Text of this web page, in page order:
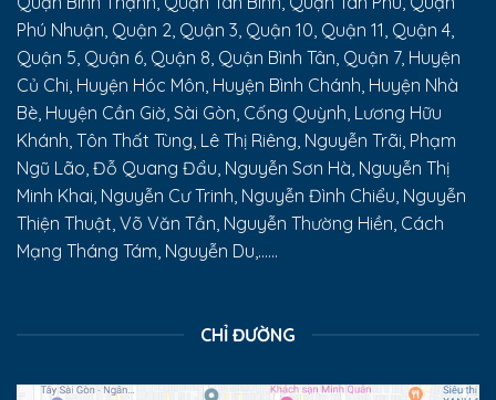
Phú Nhuận, Quận 2, Quận 3, Quận 10, Quận 11, Quận 4,
Quận 5, Quận 6, Quận 8, Quận Bình Tân, Quận 7, Huyện
Củ Chi, Huyện Hóc Môn, Huyện Bình Chánh, Huyện Nhà
Bè, Huyện Cần Giờ, Sài Gòn, Cống Quỳnh, Lương Hữu
Khánh, Tôn Thất Tùng, Lê Thị Riêng, Nguyễn Trãi, Phạm
Ngũ Lão, Đỗ Quang Đẩu, Nguyễn Sơn Hà, Nguyễn Thị
Minh Khai, Nguyễn Cư Trinh, Nguyễn Đình Chiểu, Nguyễn
Thiện Thuật, Võ Văn Tần, Nguyễn Thường Hiền, Cách
Mạng Tháng Tám, Nguyễn Du,......
CHỈ ĐƯỜNG